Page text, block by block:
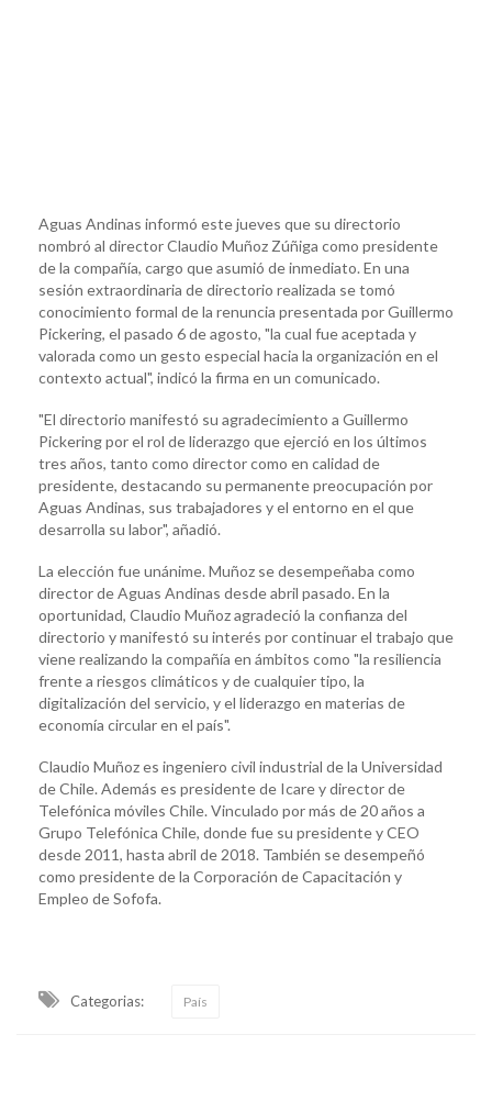
Aguas Andinas informó este jueves que su directorio
nombró al director Claudio Muñoz Zúñiga como presidente
de la compañía, cargo que asumió de inmediato. En una
sesión extraordinaria de directorio realizada se tomó
conocimiento formal de la renuncia presentada por Guillermo
Pickering, el pasado 6 de agosto, "la cual fue aceptada y
valorada como un gesto especial hacia la organización en el
contexto actual", indicó la firma en un comunicado.
"El directorio manifestó su agradecimiento a Guillermo
Pickering por el rol de liderazgo que ejerció en los últimos
tres años, tanto como director como en calidad de
presidente, destacando su permanente preocupación por
Aguas Andinas, sus trabajadores y el entorno en el que
desarrolla su labor", añadió.
La elección fue unánime. Muñoz se desempeñaba como
director de Aguas Andinas desde abril pasado. En la
oportunidad, Claudio Muñoz agradeció la confianza del
directorio y manifestó su interés por continuar el trabajo que
viene realizando la compañía en ámbitos como "la resiliencia
frente a riesgos climáticos y de cualquier tipo, la
digitalización del servicio, y el liderazgo en materias de
economía circular en el país".
Claudio Muñoz es ingeniero civil industrial de la Universidad
de Chile. Además es presidente de Icare y director de
Telefónica móviles Chile. Vinculado por más de 20 años a
Grupo Telefónica Chile, donde fue su presidente y CEO
desde 2011, hasta abril de 2018. También se desempeñó
como presidente de la Corporación de Capacitación y
Empleo de Sofofa.
Categorias: País